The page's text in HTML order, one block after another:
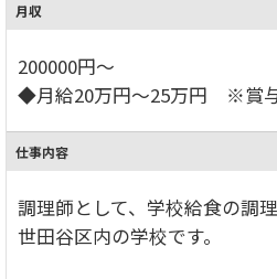
月収
200000円～
◆月給20万円～25万円 ※賞
仕事内容
調理師として、学校給食の調
世田谷区内の学校です。